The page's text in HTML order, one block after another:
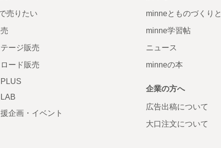
売りたい
ージ販売
ード販売
企画・イベント
minneとものづくりと
minne学習帖
ニュース
minneの本
企業の方へ
広告出稿について
大口注文について